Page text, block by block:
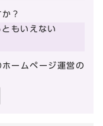
？
もいえない
ームページ運営の